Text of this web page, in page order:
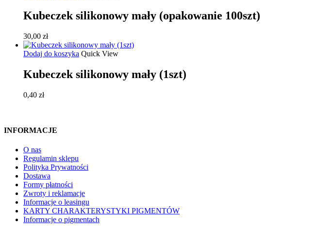
Kubeczek silikonowy mały (opakowanie 100szt)
30,00 zł
Dodaj do koszyka Quick View
Kubeczek silikonowy mały (1szt)
0,40 zł
INFORMACJE
O nas
Regulamin sklepu
Polityka Prywatności
Dostawa
Formy płatności
Zwroty i reklamacje
Informacje o leasingu
KARTY CHARAKTERYSTYKI PIGMENTÓW
Informacje o pigmentach